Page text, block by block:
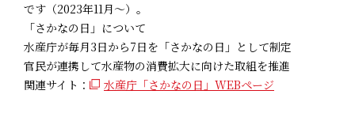
です（2023年11月～）。
「さかなの日」について
水産庁が毎月3日から7日を「さかなの日」として制定
官民が連携して水産物の消費拡大に向けた取組を推進
関連サイト：
水産庁「さかなの日」WEBページ